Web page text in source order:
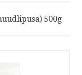
500g